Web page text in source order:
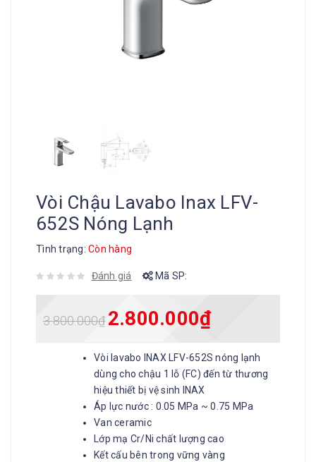
Vòi Chậu Lavabo Inax LFV-
652S Nóng Lạnh
Tình trạng: Còn hàng
Đánh giá Mã SP:
3.800.000₫ 2.800.000₫
Vòi lavabo INAX LFV-652S nóng lạnh
dùng cho chậu 1 lỗ (FC) đến từ thương
hiệu thiết bị vệ sinh INAX
Áp lực nước : 0.05 MPa ~ 0.75 MPa
Van ceramic
Lớp mạ Cr/Ni chất lượng cao
Kết cấu bên trong vững vàng